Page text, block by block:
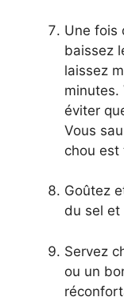
Une fois
baissez
laissez
minutes.
éviter
Vous
chou est
Goûtez
du sel et
Servez
ou un